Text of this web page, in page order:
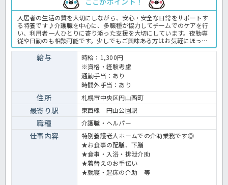
入居者の生活の質を大切にしながら、安心・安全な日常をサポートす
る特養です♪介護職を中心に、多職種が協力してチームでのケアを行
い、利用者一人ひとりに寄り添った支援を大切にしています。夜勤専
従や日勤のも相談可能です。少しでもご興味ある方はお気軽にほっ介
護までお問合せください！特別養護老人ホームでの介護業務全般で
す。＜介護職 派遣 特別養護老人ホームの求人＞
給与
時給：1,300円
※資格・経験考慮
通勤手当：あり
時間外手当：あり
住所 札幌市中央区円山西町
最寄り駅 東西線 円山公園駅
職種 介護職・ヘルパー
仕事内容
特別養護老人ホームでの介助業務です◎
★お食事の配膳、下膳
★食事・入浴・排泄介助
★着替えのお手伝い
★就寝・起床の介助 等